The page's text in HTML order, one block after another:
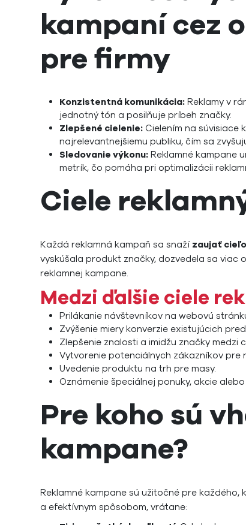
kampaní cez
pre firmy
Konzistentná komunikácia: Reklamy v
jednotný tón a posilňuje príbeh značky.
Zlepšené cielenie: Cielením na súvisiace
najrelevantnejšiemu publiku, čím sa
Sledovanie výkonu: Reklamné kampane
metrík, čo pomáha pri optimalizácii
Ciele
Každá reklamná kampaň sa snaží zaujať
vyskúšala produkt značky, dozvedela sa viac
reklamnej kampane.
Medzi ďalšie ciele
Prilákanie návštevníkov na webovú
Zvýšenie miery konverzie existujúcich
Zlepšenie znalosti a imidžu značky medzi
Vytvorenie potenciálnych zákazníkov
Uvedenie produktu na trh pre masy.
Oznámenie špeciálnej ponuky, akcie
Pre koho sú
kampane?
Reklamné kampane sú užitočné pre
a efektívnym spôsobom, vrátane: